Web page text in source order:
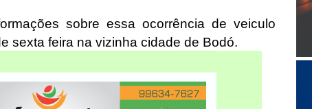
sobre essa ocorrência de veiculo
sexta feira na vizinha cidade de Bodó.